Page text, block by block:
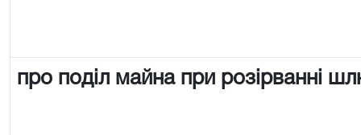
про поділ майна при розірванні